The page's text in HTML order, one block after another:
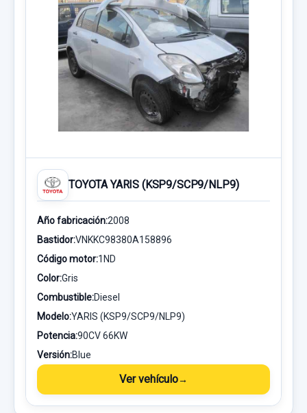
TOYOTA YARIS (KSP9/SCP9/NLP9)
Año fabricación:2008
Bastidor:VNKKC98380A158896
Código motor:1ND
Color:Gris
Combustible:Diesel
Modelo:YARIS (KSP9/SCP9/NLP9)
Potencia:90CV 66KW
Versión:Blue
Ver vehículo